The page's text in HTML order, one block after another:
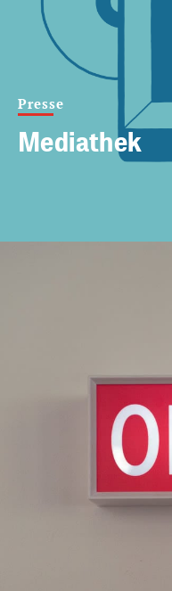
Presse
Mediathek